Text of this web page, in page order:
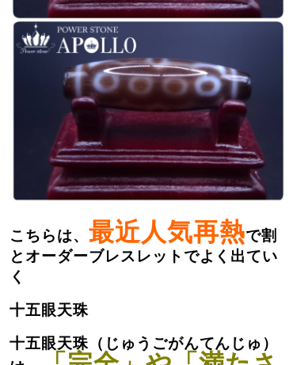
こちらは、 最近人気再熱で割
とオーダーブレスレットでよく出てい
く
十五眼天珠
十五眼天珠（じゅうごがんてんじゅ）